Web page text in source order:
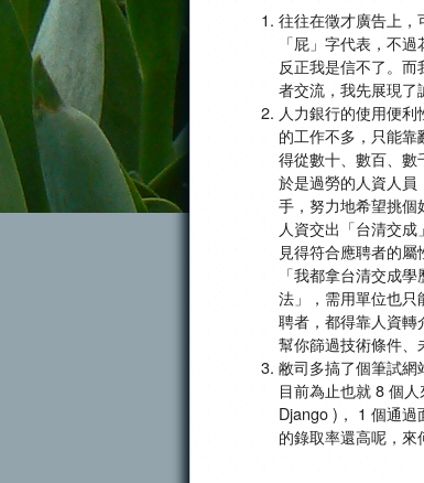
往往在徵才廣告上
「屁」字代表，不
反正我是信不了。
者交流，我先展現了
人力銀行的使用便
的工作不多，只能靠
得從數十、數百、數
於是過勞的人資人
手，努力地希望挑個
人資交出「台清交
見得符合應聘者的
「我都拿台清交成
法」，需用單位也
聘者，都得靠人資
幫你篩過技術條件、
敝司多搞了個筆試
目前為止也就 8 個
Django )， 1 個通
的錄取率還高呢，來